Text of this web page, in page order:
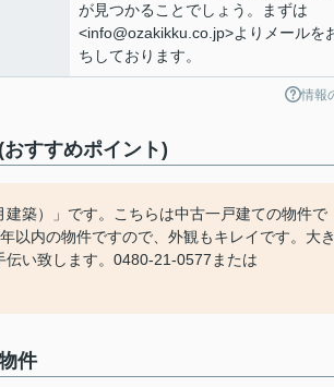
が見つかることでしょう。まずは
<info@ozakikku.co.jp>よりメールを
ちしております。
情報
すすめポイント)
築）」です。こちらは中古一戸建ての物件で
以内の物件ですので、外観もキレイです。大
い致します。0480-21-0577または
件